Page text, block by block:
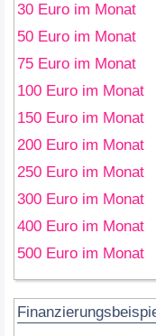
30 Euro im Monat
50 Euro im Monat
75 Euro im Monat
100 Euro im Monat
150 Euro im Monat
200 Euro im Monat
250 Euro im Monat
300 Euro im Monat
400 Euro im Monat
500 Euro im Monat